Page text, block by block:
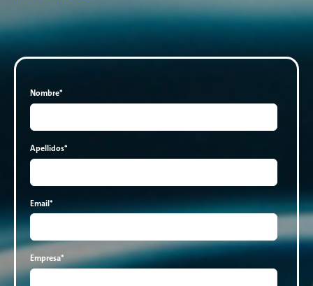
Nombre*
Apellidos*
Email*
Empresa*